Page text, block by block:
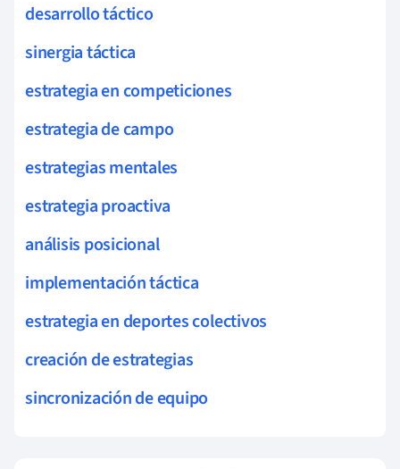
desarrollo táctico
sinergia táctica
estrategia en competiciones
estrategia de campo
estrategias mentales
estrategia proactiva
análisis posicional
implementación táctica
estrategia en deportes colectivos
creación de estrategias
sincronización de equipo